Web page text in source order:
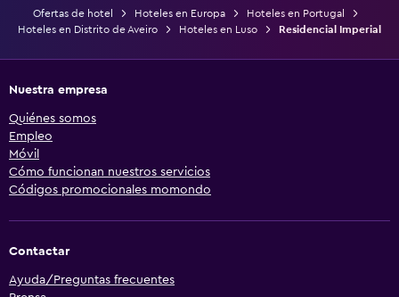
Ofertas de hotel Hoteles en Europa
Hoteles en Portugal
Hoteles en Distrito de Aveiro
Hoteles en Luso Residencial Imperial
Nuestra empresa
Quiénes somos
Empleo
Móvil
Cómo funcionan nuestros servicios
Códigos promocionales momondo
Contactar
Ayuda/Preguntas frecuentes